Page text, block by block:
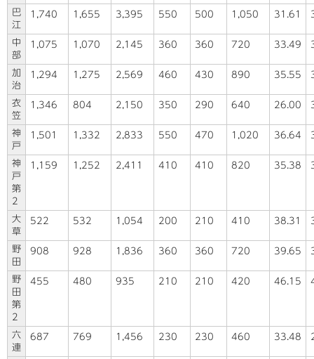
巴
江
1,740 1,655 3,395 550 500 1,050 31.61
中
部
1,075 1,070 2,145 360 360 720 33.49
加
治
1,294 1,275 2,569 460 430 890 35.55
衣
笠
1,346 804 2,150 350 290 640 26.00
神
戸
1,501 1,332 2,833 550 470 1,020 36.64
神
戸
第
2
1,159 1,252 2,411 410 410 820 35.38
大
草
522 532 1,054 200 210 410 38.31
野
田
908 928 1,836 360 360 720 39.65
野
田
第
2
455 480 935 210 210 420 46.15
六
連
687 769 1,456 230 230 460 33.48